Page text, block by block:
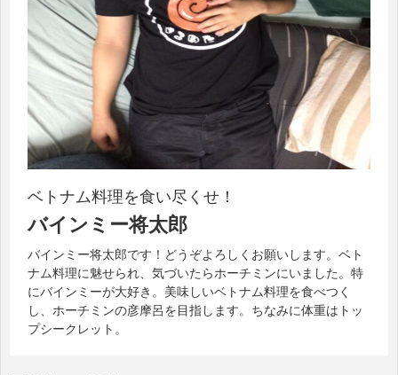
ベトナム料理を食い尽くせ！
バインミー将太郎
バインミー将太郎です！どうぞよろしくお願いします。ベト
ナム料理に魅せられ、気づいたらホーチミンにいました。特
にバインミーが大好き。美味しいベトナム料理を食べつく
し、ホーチミンの彦摩呂を目指します。ちなみに体重はトッ
プシークレット。